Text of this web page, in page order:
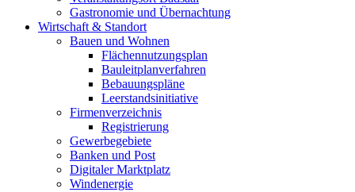
Gastronomie und Übernachtung
Wirtschaft & Standort
Bauen und Wohnen
Flächennutzungsplan
Bauleitplanverfahren
Bebauungspläne
Leerstandsinitiative
Firmenverzeichnis
Registrierung
Gewerbegebiete
Banken und Post
Digitaler Marktplatz
Windenergie